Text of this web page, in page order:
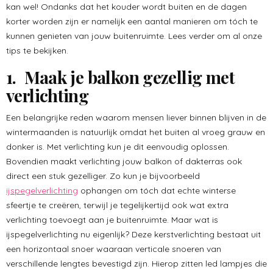
kan wel! Ondanks dat het kouder wordt buiten en de dagen
korter worden zijn er namelijk een aantal manieren om tóch te
kunnen genieten van jouw buitenruimte. Lees verder om al onze
tips te bekijken.
1. Maak je balkon gezellig met
verlichting
Een belangrijke reden waarom mensen liever binnen blijven in de
wintermaanden is natuurlijk omdat het buiten al vroeg grauw en
donker is. Met verlichting kun je dit eenvoudig oplossen.
Bovendien maakt verlichting jouw balkon of dakterras ook
direct een stuk gezelliger. Zo kun je bijvoorbeeld
ijspegelverlichting ophangen om tóch dat echte winterse
sfeertje te creëren, terwijl je tegelijkertijd ook wat extra
verlichting toevoegt aan je buitenruimte. Maar wat is
ijspegelverlichting nu eigenlijk? Deze kerstverlichting bestaat uit
een horizontaal snoer waaraan verticale snoeren van
verschillende lengtes bevestigd zijn. Hierop zitten led lampjes die